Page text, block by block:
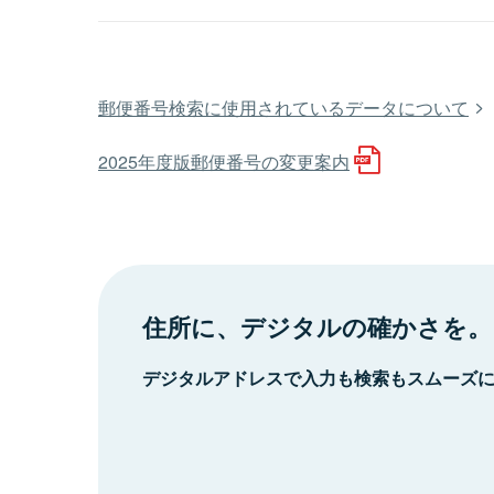
郵便番号検索に使用されているデータについて
2025年度版郵便番号の変更案内
住所に、デジタルの確かさを。
デジタルアドレスで入力も検索もスムーズ